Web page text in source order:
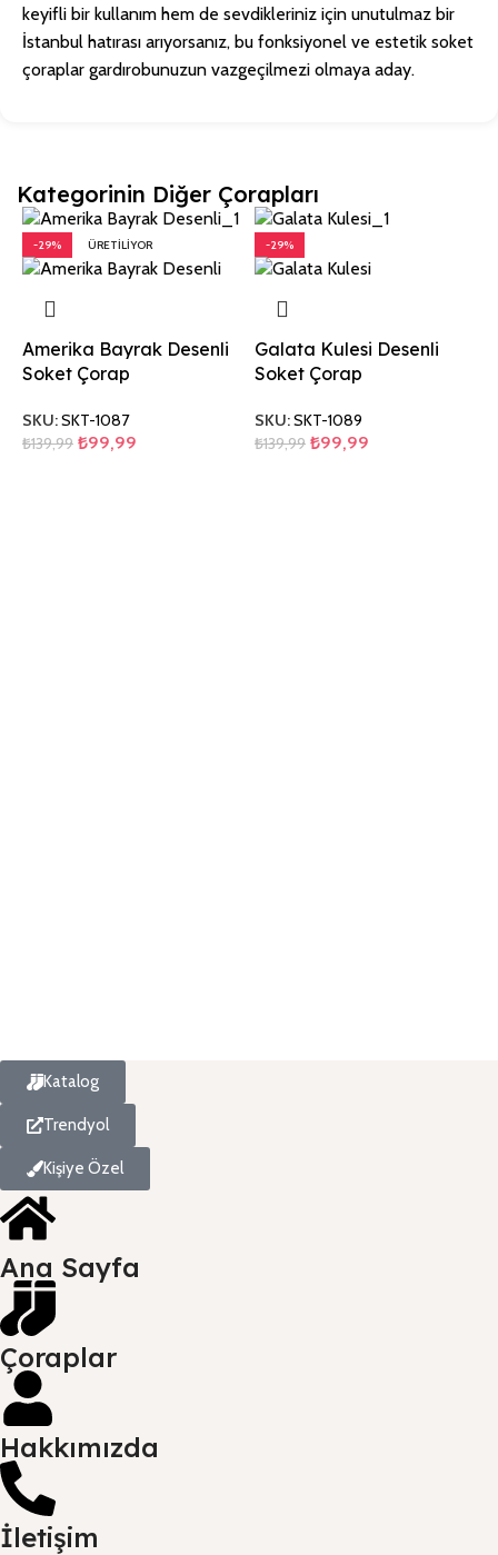
keyifli bir kullanım hem de sevdikleriniz için unutulmaz bir
İstanbul hatırası arıyorsanız, bu fonksiyonel ve estetik soket
çoraplar gardırobunuzun vazgeçilmezi olmaya aday.
Kategorinin Diğer Çorapları
-29% ÜRETILIYOR
Amerika Bayrak Desenli
Soket Çorap
SKU:SKT-1087
₺139,99 ₺99,99
-29%
Galata Kulesi Desenli
Soket Çorap
SKU:SKT-1089
₺139,99 ₺99,99
Katalog
Trendyol
Kişiye Özel
Ana Sayfa
Çoraplar
Hakkımızda
İletişim